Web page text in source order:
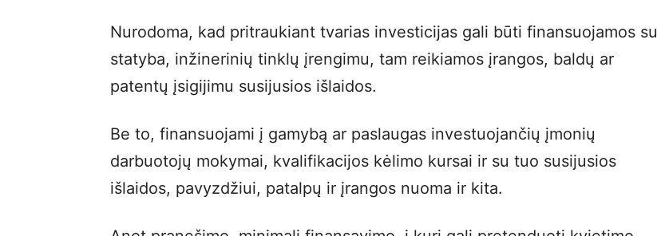
Nurodoma, kad pritraukiant tvarias investicijas gali būti finansuojamos su
statyba, inžinerinių tinklų įrengimu, tam reikiamos įrangos, baldų ar
patentų įsigijimu susijusios išlaidos.
Be to, finansuojami į gamybą ar paslaugas investuojančių įmonių
darbuotojų mokymai, kvalifikacijos kėlimo kursai ir su tuo susijusios
išlaidos, pavyzdžiui, patalpų ir įrangos nuoma ir kita.